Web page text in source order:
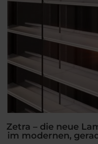
Zetra – die neue
im modernen,